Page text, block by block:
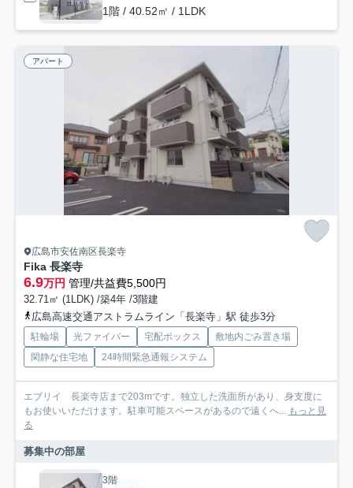
1階 / 40.52㎡ / 1LDK
アパート
広島市安佐南区長楽寺
Fika 長楽寺
6.9万円 管理/共益費5,500円
32.71㎡ (1LDK) /築4年 /3階建
広島高速交通アストラムライン「長楽寺」駅 徒歩3分
駐輪場 光ファイバー 宅配ボックス
敷地内ごみ置き場
閑静な住宅地
24時間緊急通報システム
エブリイ 長楽寺店まで203mです。独立した洗面所があり、身支度に
もお使いいただけます。駐車可能スペースがあるので遠くへ... もっと見
る
募集中の部屋
3階